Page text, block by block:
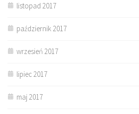
listopad 2017
październik 2017
wrzesień 2017
lipiec 2017
maj 2017